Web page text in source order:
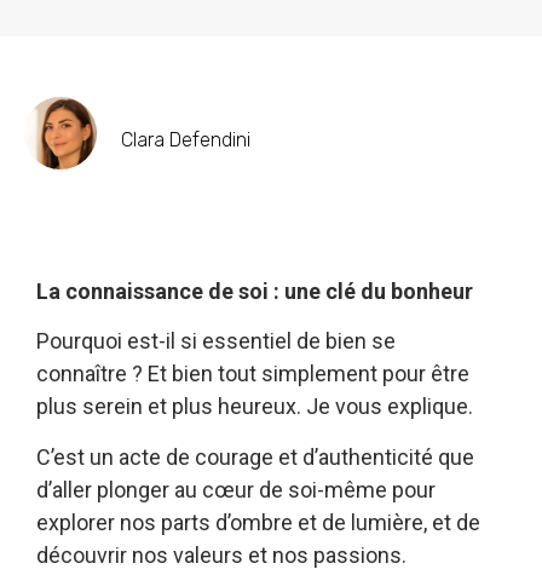
Clara Defendini
La connaissance de soi : une clé du bonheur
Pourquoi est-il si essentiel de bien se
connaître ? Et bien tout simplement pour être
plus serein et plus heureux. Je vous explique.
C’est un acte de courage et d’authenticité que
d’aller plonger au cœur de soi-même pour
explorer nos parts d’ombre et de lumière, et de
découvrir nos valeurs et nos passions.